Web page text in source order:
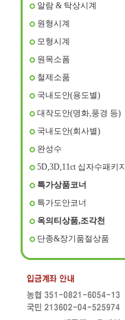
알람 & 탁상시계
원형시계
모형시계
원목소폼
철제소품
국내도안(용도별)
대작도안(명화,풍경 등)
국내도안(회사별)
완성수
5D,3D,11ct 십자수패키지
특가상품코너
특가도안코너
옥의티상품,조각천
단종&장기품절상품